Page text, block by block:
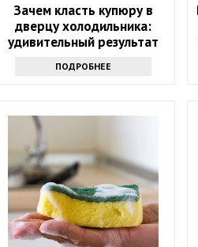
Зачем класть купюру в
дверцу холодильника:
удивительный результат
ПОДРОБНЕЕ